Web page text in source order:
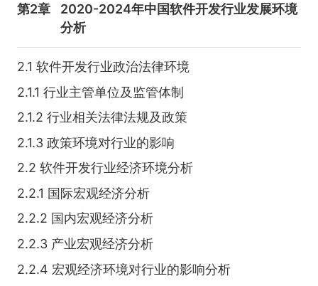
第2章
2020-2024年中国软件开发行业发展环境
分析
2.1 软件开发行业政治法律环境
2.1.1 行业主管单位及监管体制
2.1.2 行业相关法律法规及政策
2.1.3 政策环境对行业的影响
2.2 软件开发行业经济环境分析
2.2.1 国际宏观经济分析
2.2.2 国内宏观经济分析
2.2.3 产业宏观经济分析
2.2.4 宏观经济环境对行业的影响分析